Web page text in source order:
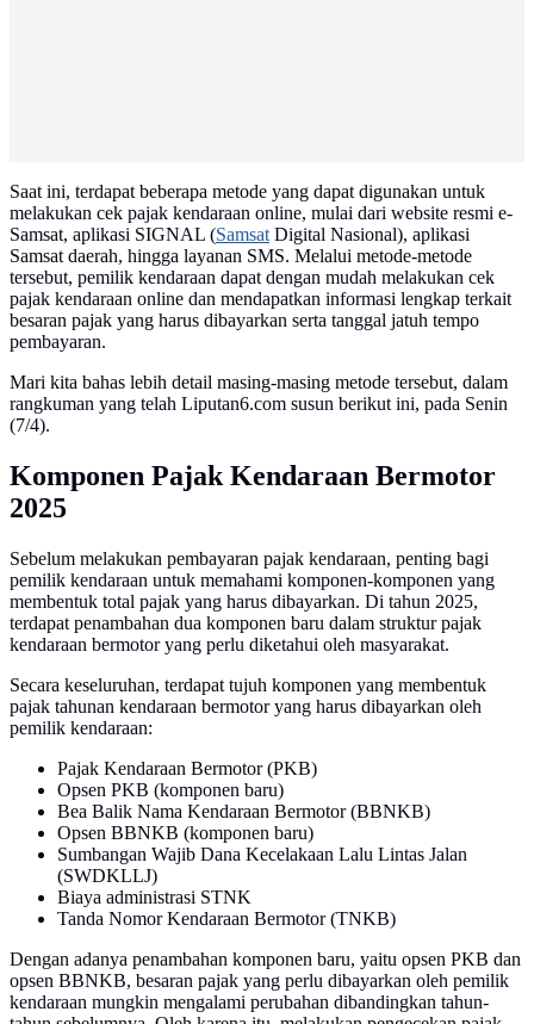
Saat ini, terdapat beberapa metode yang dapat digunakan untuk
melakukan cek pajak kendaraan online, mulai dari website resmi e-
Samsat, aplikasi SIGNAL (SamsatDigital Nasional), aplikasi
Samsat daerah, hingga layanan SMS. Melalui metode-metode
tersebut, pemilik kendaraan dapat dengan mudah melakukan cek
pajak kendaraan online dan mendapatkan informasi lengkap terkait
besaran pajak yang harus dibayarkan serta tanggal jatuh tempo
pembayaran.
Mari kita bahas lebih detail masing-masing metode tersebut, dalam
rangkuman yang telah Liputan6.com susun berikut ini, pada Senin
(7/4).
Komponen Pajak Kendaraan Bermotor
2025
Sebelum melakukan pembayaran pajak kendaraan, penting bagi
pemilik kendaraan untuk memahami komponen-komponen yang
membentuk total pajak yang harus dibayarkan. Di tahun 2025,
terdapat penambahan dua komponen baru dalam struktur pajak
kendaraan bermotor yang perlu diketahui oleh masyarakat.
Secara keseluruhan, terdapat tujuh komponen yang membentuk
pajak tahunan kendaraan bermotor yang harus dibayarkan oleh
pemilik kendaraan:
Pajak Kendaraan Bermotor (PKB)
Opsen PKB (komponen baru)
Bea Balik Nama Kendaraan Bermotor (BBNKB)
Opsen BBNKB (komponen baru)
Sumbangan Wajib Dana Kecelakaan Lalu Lintas Jalan
(SWDKLLJ)
Biaya administrasi STNK
Tanda Nomor Kendaraan Bermotor (TNKB)
Dengan adanya penambahan komponen baru, yaitu opsen PKB dan
opsen BBNKB, besaran pajak yang perlu dibayarkan oleh pemilik
kendaraan mungkin mengalami perubahan dibandingkan tahun-